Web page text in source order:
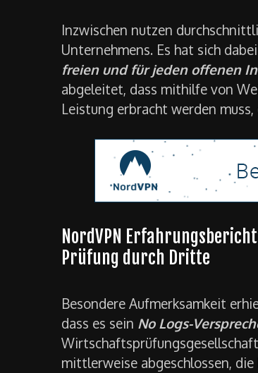
Inzwischen nutzen
Unternehmens. Es hat sich
freien und für jeden offenen
abgeleitet, dass mithilfe von
Leistung erbracht werden muss,
NordVPN
Prüfung durch Dritte
Besondere Aufmerksamkeit
dass es sein No Logs-
mittlerweise abgeschlossen,